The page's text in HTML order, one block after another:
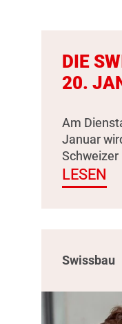
DIE
20.
Am
Januar
LESEN
Swissbau